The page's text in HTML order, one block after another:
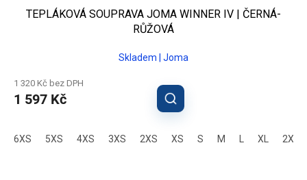
TEPLÁKOVÁ SOUPRAVA JOMA WINNER IV | ČERNÁ-
RŮŽOVÁ
Skladem | Joma
1 320 Kč bez DPH
1 597 Kč
6XS 5XS 4XS 3XS 2XS XS S M XL 2XL